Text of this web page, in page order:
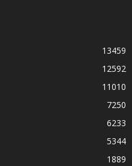
13459
12592
11010
7250
6233
5344
1889